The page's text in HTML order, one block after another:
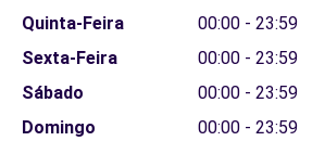
Quinta-Feira
00:00 - 23:59
Sexta-Feira
00:00 - 23:59
Sábado
00:00 - 23:59
Domingo
00:00 - 23:59